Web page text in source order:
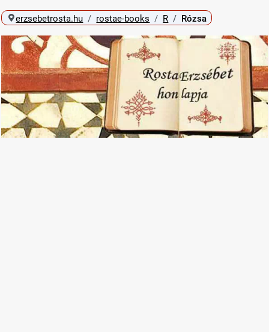
erzsebetrosta.hu rostae-books R Rózsa